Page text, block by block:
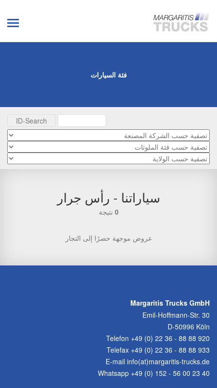
فئة السيارات
سياراتنا - رأس جرار
0 نتيجة
عروض موجهة حصرًا إلى التجار
Margaritis Trucks GmbH
Emil-Hoffmann-Str. 30
D-50996 Köln
Telefon +49 (0) 22 36 - 88 88 920
Telefax +49 (0) 22 36 - 88 88 933
E-mail info(at)margaritis-trucks.de
Whatsapp +49 (0) 152 - 56 00 23 40